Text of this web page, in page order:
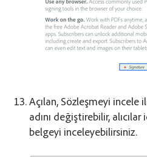
Açılan, Sözleşmeyi
adını değiştirebilir,
belgeyi inceleyebilirsiniz.